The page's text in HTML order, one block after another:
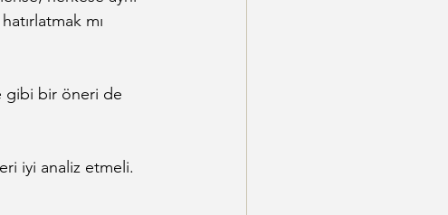
mı
gibi bir öneri de
iyi analiz etmeli.